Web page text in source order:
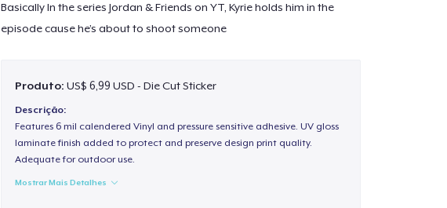
Basically In the series Jordan & Friends on YT, Kyrie holds him in the
episode cause he’s about to shoot someone
Produto: US$ 6,99 USD - Die Cut Sticker
Descrição:
Features 6 mil calendered Vinyl and pressure sensitive adhesive. UV gloss
laminate finish added to protect and preserve design print quality.
Adequate for outdoor use.
Mostrar Mais Detalhes